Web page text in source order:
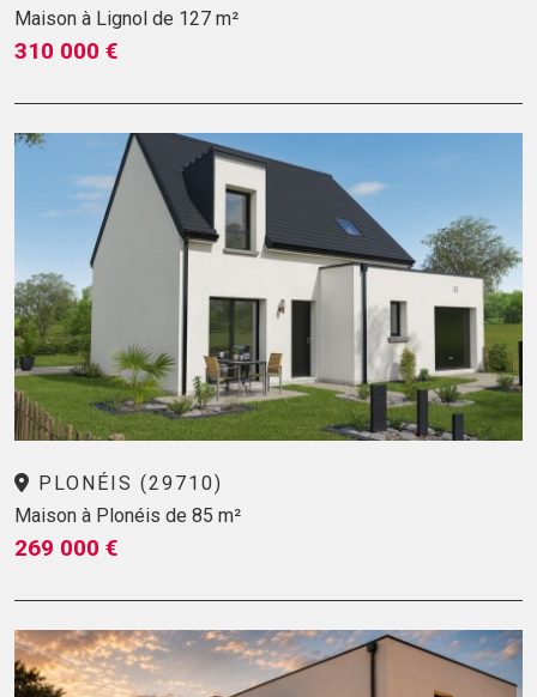
Maison à Lignol de 127 m²
310 000 €
PLONÉIS (29710)
Maison à Plonéis de 85 m²
269 000 €